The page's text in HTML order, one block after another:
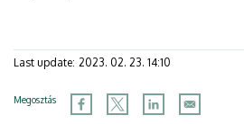
Last update: 2023. 02. 23. 14:10
Megosztás